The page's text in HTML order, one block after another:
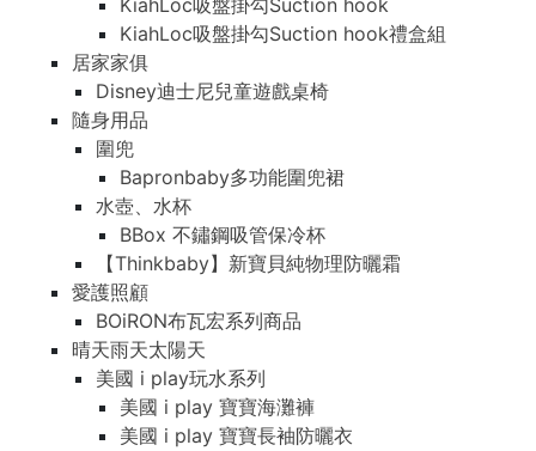
KiahLoc吸盤掛勾Suction hook
KiahLoc吸盤掛勾Suction hook禮盒組
居家家俱
Disney迪士尼兒童遊戲桌椅
隨身用品
圍兜
Bapronbaby多功能圍兜裙
水壺、水杯
BBox 不鏽鋼吸管保冷杯
【Thinkbaby】新寶貝純物理防曬霜
愛護照顧
BOiRON布瓦宏系列商品
晴天雨天太陽天
美國 i play玩水系列
美國 i play 寶寶海灘褲
美國 i play 寶寶長袖防曬衣